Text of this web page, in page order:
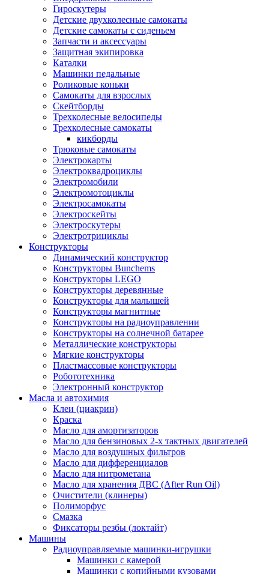
Гироскутеры
Детские двухколесные самокаты
Детские самокаты с сиденьем
Запчасти и аксессуары
Защитная экипировка
Каталки
Машинки педальные
Роликовые коньки
Самокаты для взрослых
Скейтборды
Трехколесные велосипеды
Трехколесные самокаты
кикборды
Трюковые самокаты
Электрокарты
Электроквадроциклы
Электромобили
Электромотоциклы
Электросамокаты
Электроскейты
Электроскутеры
Электротрициклы
Конструкторы
Динамический конструктор
Конструкторы Bunchems
Конструкторы LEGO
Конструкторы деревянные
Конструкторы для малышей
Конструкторы магнитные
Конструкторы на радиоуправлении
Конструкторы на солнечной батарее
Металлические конструкторы
Мягкие конструкторы
Пластмассовые конструкторы
Робототехника
Электронный конструктор
Масла и автохимия
Клеи (циакрин)
Краска
Масло для амортизаторов
Масло для бензиновых 2-х тактных двигателей
Масло для воздушных фильтров
Масло для дифференциалов
Масло для нитрометана
Масло для хранения ДВС (After Run Oil)
Очистители (клинеры)
Полиморфус
Смазка
Фиксаторы резбы (локтайт)
Машины
Радиоуправляемые машинки-игрушки
Машинки с камерой
Машинки с копийными кузовами